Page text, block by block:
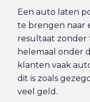
Een auto laten
te brengen naar
resultaat zonder
helemaal onder
klanten vaak
dit is zoals
veel geld.